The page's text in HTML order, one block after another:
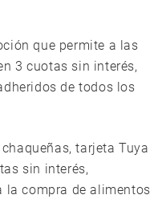
que permite a las
3 cuotas sin interés,
de todos los
tarjeta Tuya
sin interés,
la compra de alimentos